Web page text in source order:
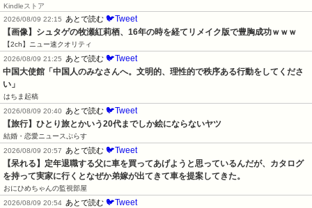
Kindleストア
2026/08/09 22:15 あとで読む 🐦Tweet
【画像】シュタゲの牧瀬紅莉栖、16年の時を経てリメイク版で豊胸成功ｗｗｗ
【2ch】ニュー速クオリティ
2026/08/09 21:25 あとで読む 🐦Tweet
中国大使館「中国人のみなさんへ。文明的、理性的で秩序ある行動をしてくださ
い」
はちま起稿
2026/08/09 20:40 あとで読む 🐦Tweet
【旅行】ひとり旅とかいう20代までしか絵にならないヤツ
結婚・恋愛ニュースぷらす
2026/08/09 20:57 あとで読む 🐦Tweet
【呆れる】定年退職する父に車を買ってあげようと思っているんだが、カタログ
を持って実家に行くとなぜか弟嫁が出てきて車を提案してきた。
おにひめちゃんの監視部屋
2026/08/09 20:54 あとで読む 🐦Tweet